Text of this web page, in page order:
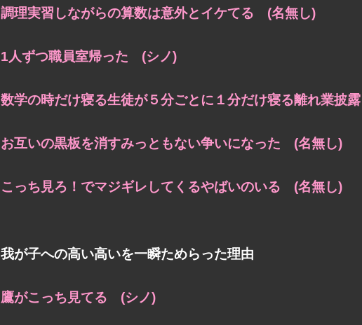
調理実習しながらの算数は意外とイケてる (名無し)
1人ずつ職員室帰った (シノ)
数学の時だけ寝る生徒が５分ごとに１分だけ寝る離れ業披
お互いの黒板を消すみっともない争いになった (名無し)
こっち見ろ！でマジギレしてくるやばいのいる (名無し)
我が子への高い高いを一瞬ためらった理由
鷹がこっち見てる (シノ)